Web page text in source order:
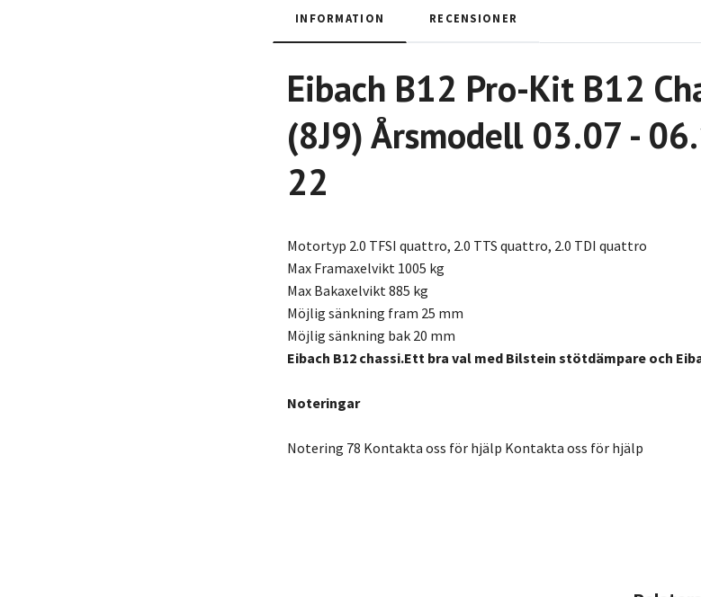
INFORMATION RECENSIONER
Eibach B12 Pro-Kit B12
(8J9) Årsmodell 03.07 -
22
Motortyp 2.0 TFSI quattro, 2.0 TTS quattro, 2.0 TDI quattro
Max Framaxelvikt 1005 kg
Max Bakaxelvikt 885 kg
Möjlig sänkning fram 25 mm
Möjlig sänkning bak 20 mm
Eibach B12 chassi.Ett bra val med Bilstein stötdämpare och
Noteringar
Notering 78 Kontakta oss för hjälp Kontakta oss för hjälp